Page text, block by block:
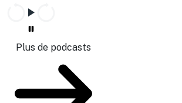
Plus de podcasts